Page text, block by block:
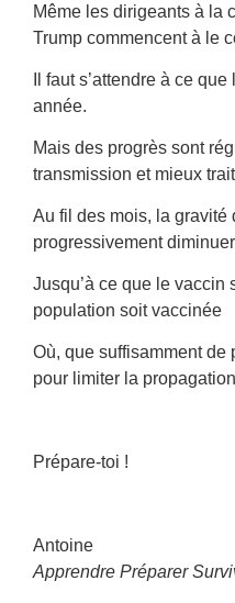
Même les dirigeants à la
Trump commencent à le
Il faut s’attendre à ce
année.
Mais des progrès sont
transmission et mieux
Au fil des mois, la gravité
progressivement
Jusqu’à ce que le vaccin
population soit vaccinée
Où, que suffisamment
pour limiter la
Prépare-toi !
Antoine
Apprendre Préparer